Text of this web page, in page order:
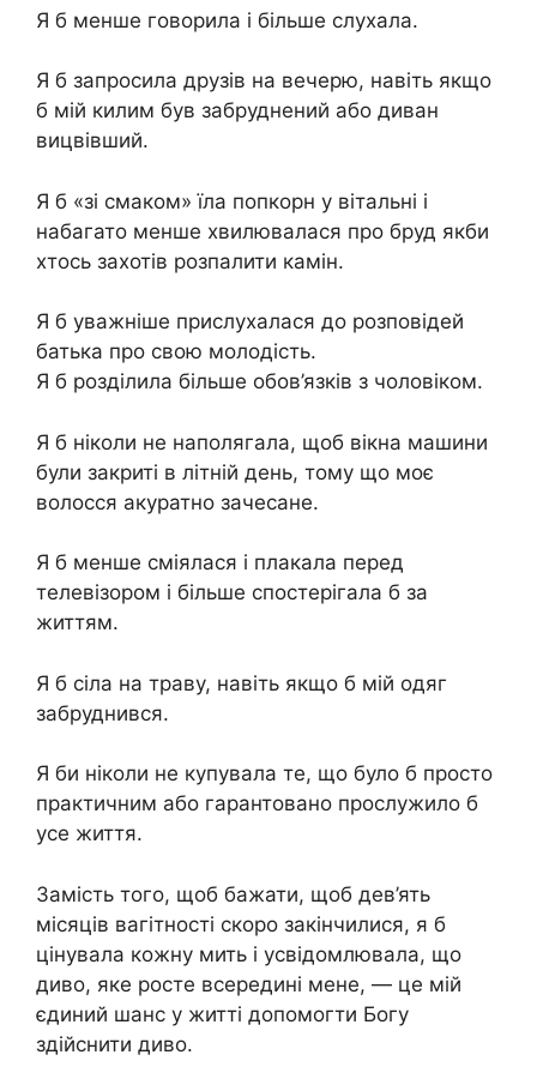
Я б менше говорила і більше слухала.
Я б запросила друзів на вечерю, навіть якщо
б мій килим був забруднений або диван
вицвівший.
Я б «зі смаком» їла попкорн у вітальні і
набагато менше хвилювалася про бруд якби
хтось захотів розпалити камін.
Я б уважніше прислухалася до розповідей
батька про свою молодість.
Я б розділила більше обов’язків з чоловіком.
Я б ніколи не наполягала, щоб вікна машини
були закриті в літній день, тому що моє
волосся акуратно зачесане.
Я б менше сміялася і плакала перед
телевізором і більше спостерігала б за
життям.
Я б сіла на траву, навіть якщо б мій одяг
забруднився.
Я би ніколи не купувала те, що було б просто
практичним або гарантовано прослужило б
усе життя.
Замість того, щоб бажати, щоб дев’ять
місяців вагітності скоро закінчилися, я б
цінувала кожну мить і усвідомлювала, що
диво, яке росте всередині мене, — це мій
єдиний шанс у житті допомогти Богу
здійснити диво.